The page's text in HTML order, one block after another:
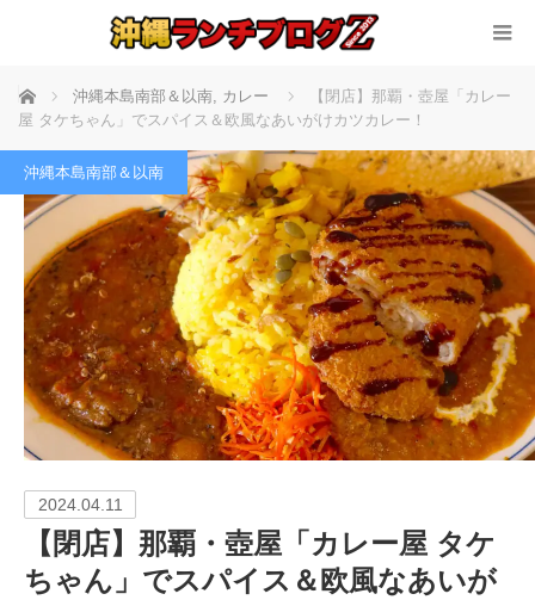
ホーム 沖縄本島南部＆以南, カレー
【閉店】那覇・壺屋「カレー
屋 タケちゃん」でスパイス＆欧風なあいがけカツカレー！
沖縄本島南部＆以南
2024.04.11
【閉店】那覇・壺屋「カレー屋 タケ
ちゃん」でスパイス＆欧風なあいが